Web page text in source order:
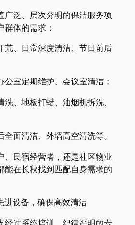
广泛、层次分明的保洁服务项
群体的需求：
荒、日常深度清洁、节日前后
公室定期维护、会议室清洁；
、地板打蜡、油烟机拆洗、
全面清洁、外墙高空清洗等。
、民宿经营者，还是社区物业
能在长秋找到匹配自身需求的
进设备，确保高效清洁